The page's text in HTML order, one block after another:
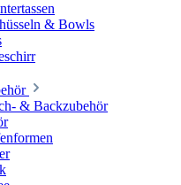
& Bowls
& Backzubehör